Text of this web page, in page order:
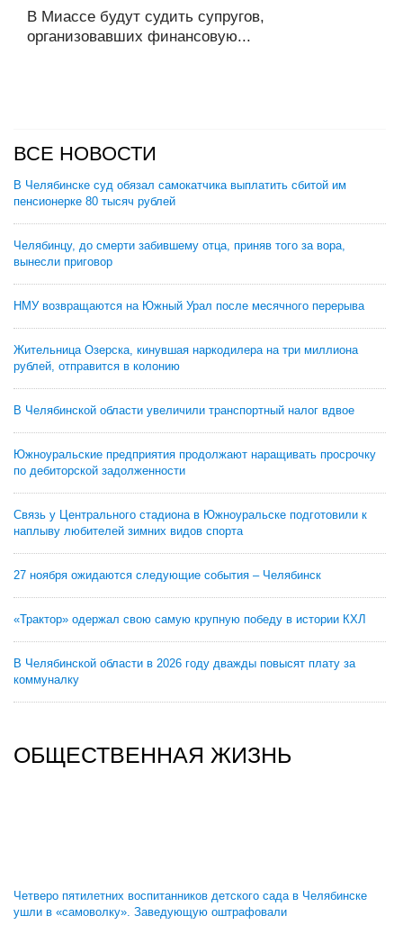
В Миассе будут судить супругов,
организовавших финансовую...
ВСЕ НОВОСТИ
В Челябинске суд обязал самокатчика выплатить сбитой им
пенсионерке 80 тысяч рублей
Челябинцу, до смерти забившему отца, приняв того за вора,
вынесли приговор
НМУ возвращаются на Южный Урал после месячного перерыва
Жительница Озерска, кинувшая наркодилера на три миллиона
рублей, отправится в колонию
В Челябинской области увеличили транспортный налог вдвое
Южноуральские предприятия продолжают наращивать просрочку
по дебиторской задолженности
Связь у Центрального стадиона в Южноуральске подготовили к
наплыву любителей зимних видов спорта
27 ноября ожидаются следующие события – Челябинск
«Трактор» одержал свою самую крупную победу в истории КХЛ
В Челябинской области в 2026 году дважды повысят плату за
коммуналку
ОБЩЕСТВЕННАЯ ЖИЗНЬ
Четверо пятилетних воспитанников детского сада в Челябинске
ушли в «самоволку». Заведующую оштрафовали